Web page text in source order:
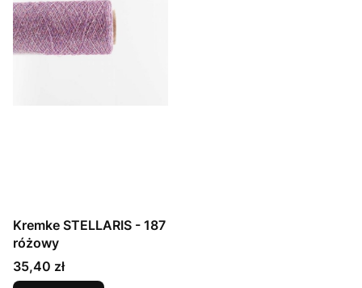
Kremke STELLARIS - 187
różowy
Cena
35,40 zł